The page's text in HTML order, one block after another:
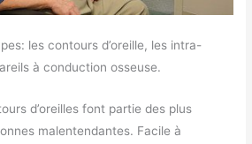
les contours d’oreille, les intra-
à conduction osseuse.
d’oreilles font partie des plus
malentendantes. Facile à